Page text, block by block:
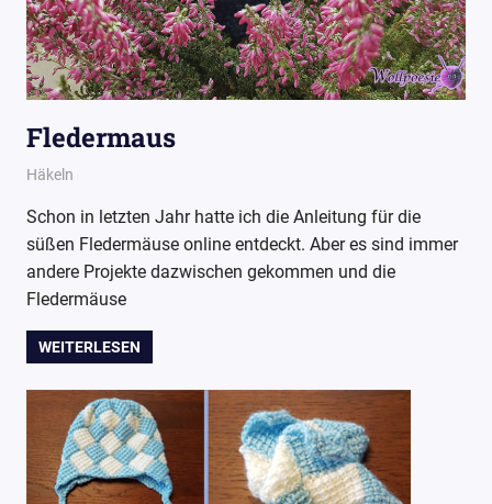
Fledermaus
20. Oktober 2018
Wollpoesie
Häkeln
Schon in letzten Jahr hatte ich die Anleitung für die
süßen Fledermäuse online entdeckt. Aber es sind immer
andere Projekte dazwischen gekommen und die
Fledermäuse
WEITERLESEN